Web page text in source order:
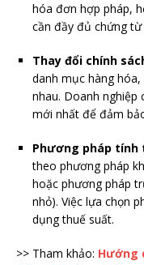
hóa đơn hợp pháp,
cần đầy đủ chứng
Thay đổi chính
danh mục hàng
nhau. Doanh nghiệp
mới nhất để đảm
Phương pháp tính
theo phương pháp
hoặc phương pháp
nhỏ). Việc lựa chọn
dụng thuế suất.
>> Tham khảo: Hướng